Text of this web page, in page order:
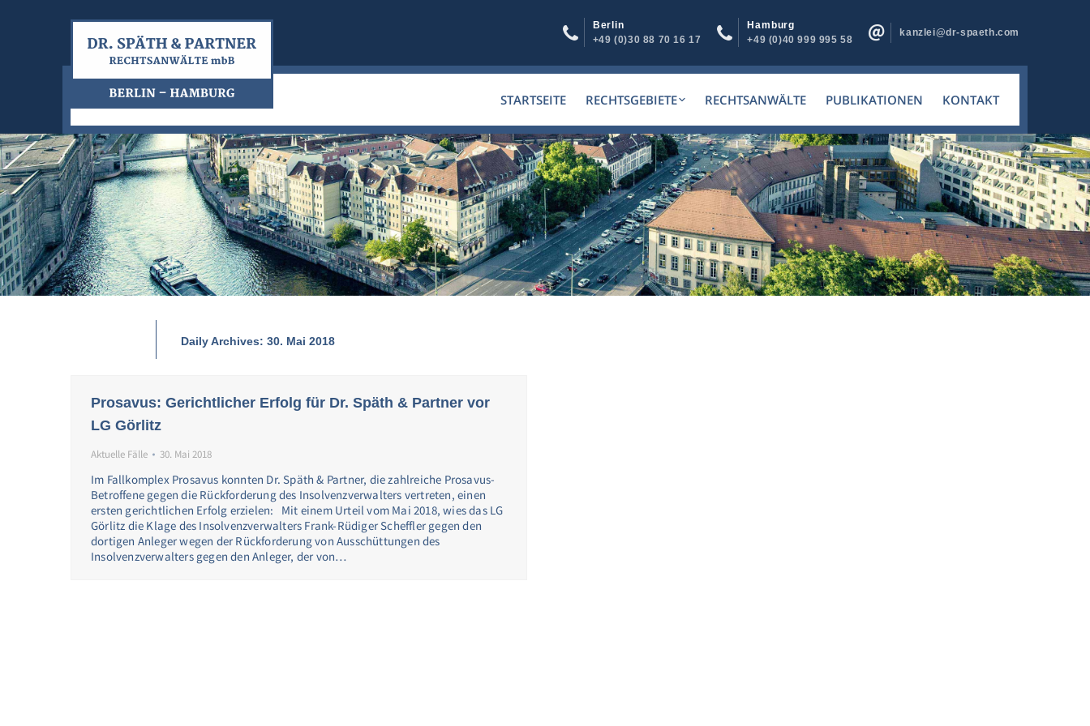
Berlin
+49 (0)30 88 70 16 17
Hamburg
+49 (0)40 999 995 58
kanzlei@dr-spaeth.com
STARTSEITE RECHTSGEBIETE RECHTSANWÄLTE PUBLIKATIONEN KONTAKT
Daily Archives: 30. Mai 2018
Prosavus: Gerichtlicher Erfolg für Dr. Späth & Partner vor
LG Görlitz
Aktuelle Fälle 30. Mai 2018
Im Fallkomplex Prosavus konnten Dr. Späth & Partner, die zahlreiche Prosavus-
Betroffene gegen die Rückforderung des Insolvenzverwalters vertreten, einen
ersten gerichtlichen Erfolg erzielen: Mit einem Urteil vom Mai 2018, wies das LG
Görlitz die Klage des Insolvenzverwalters Frank-Rüdiger Scheffler gegen den
dortigen Anleger wegen der Rückforderung von Ausschüttungen des
Insolvenzverwalters gegen den Anleger, der von…